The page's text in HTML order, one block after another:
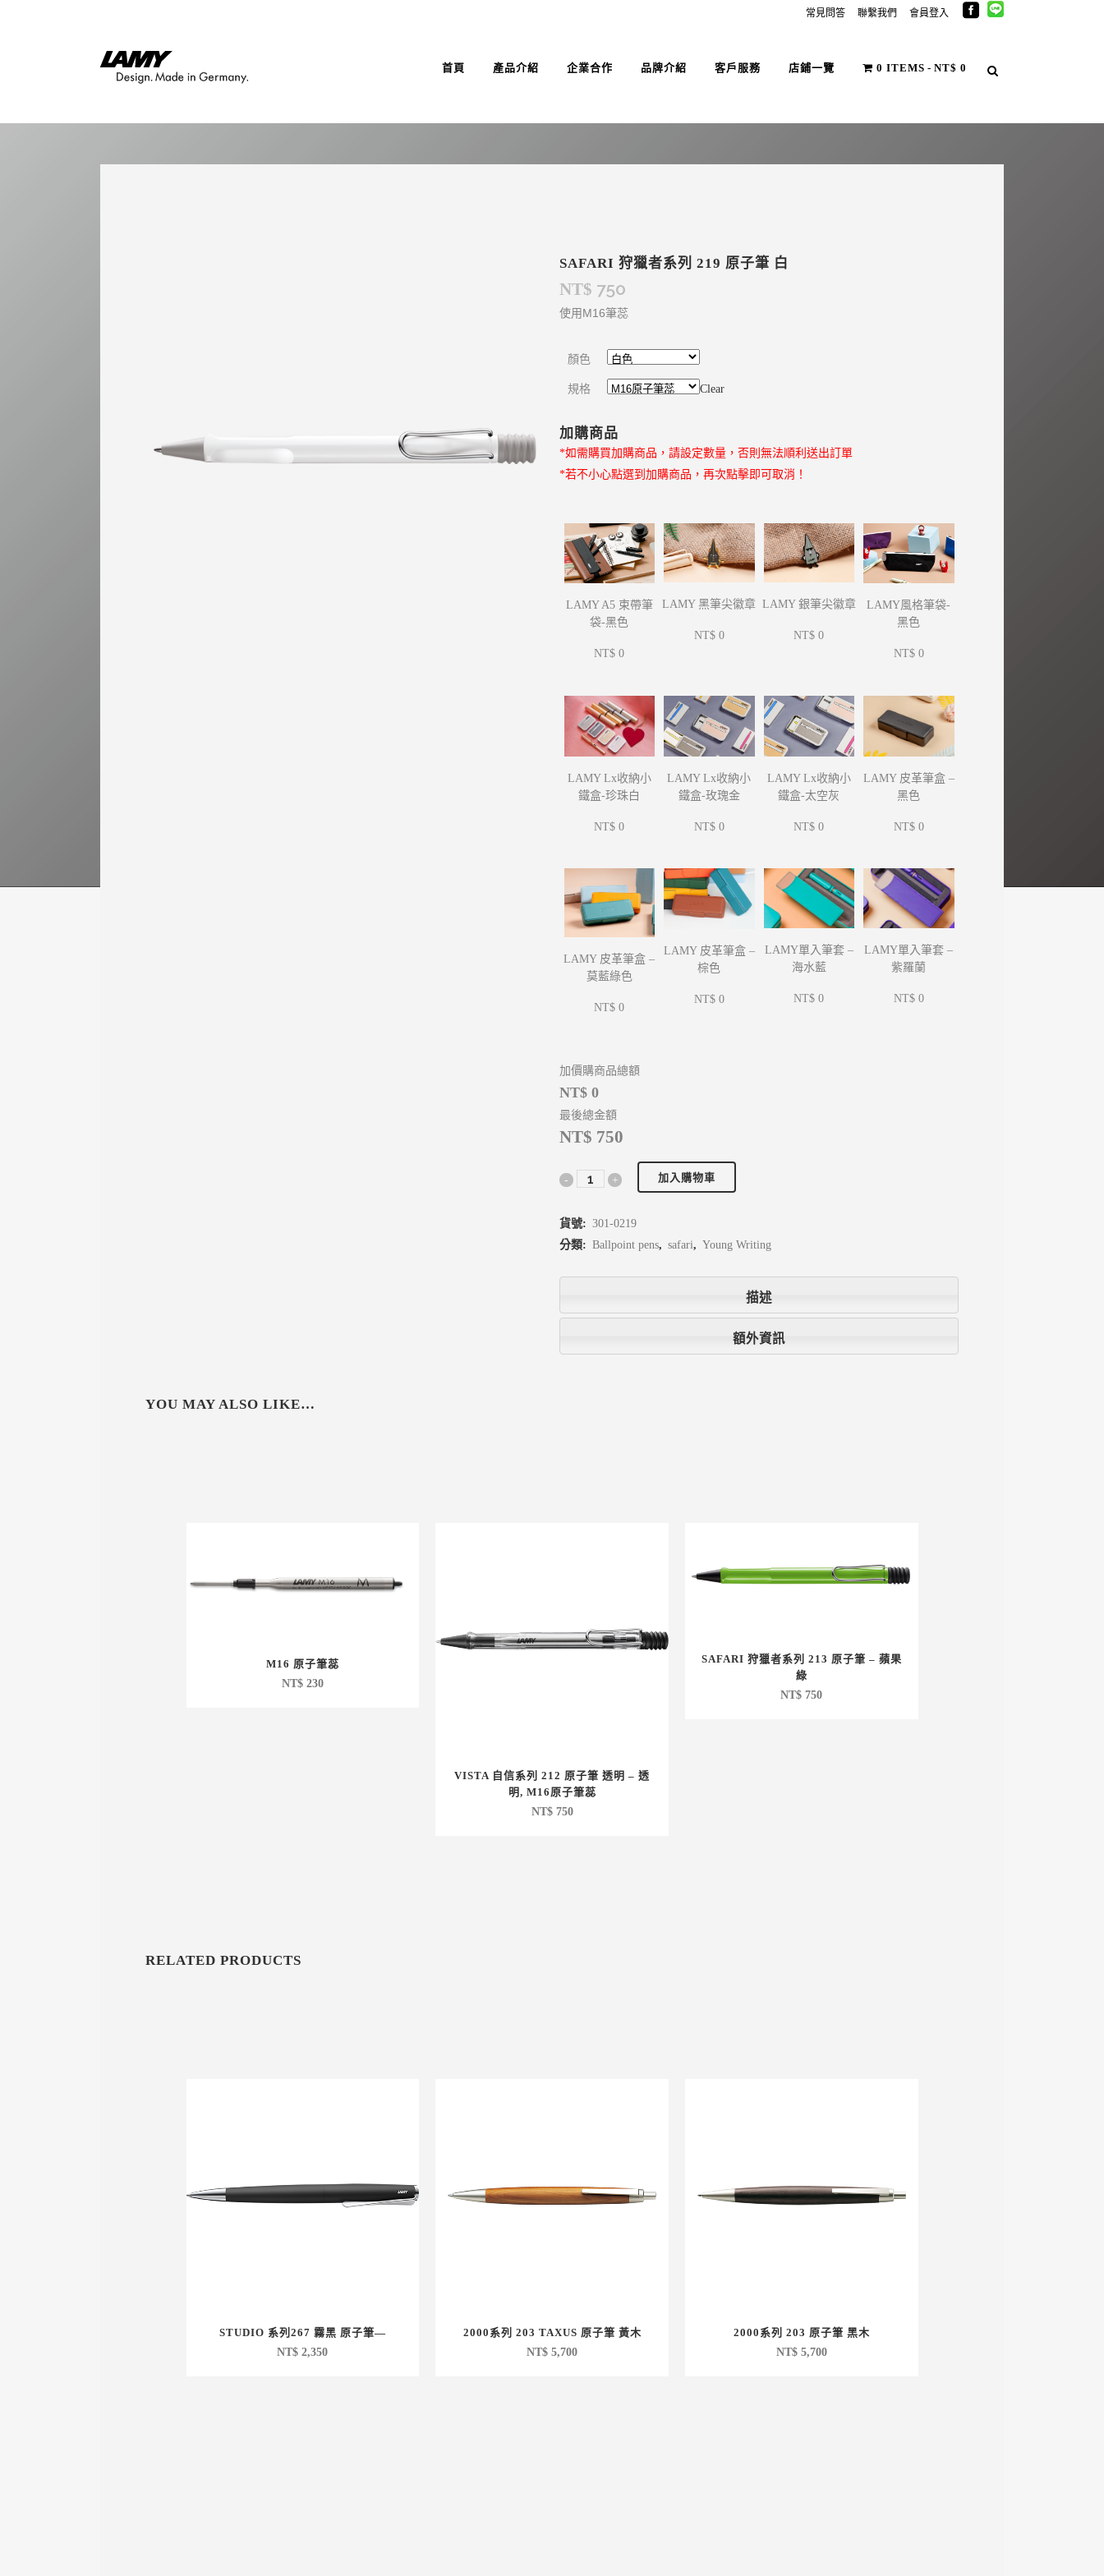
常見問答 聯繫我們 會員登入
首頁 產品介紹 企業合作 品牌介紹 客戶服務 店鋪一覽 0 ITEMS NT$ 0
SAFARI 狩獵者系列 219 原子筆 白
NT$ 750
使用M16筆蕊
顏色
規格 Clear
加購商品
*如需購買加購商品，請設定數量，否則無法順利送出訂單
*若不小心點選到加購商品，再次點擊即可取消！
LAMY A5 束帶筆
袋-黑色
NT$ 0
LAMY 黑筆尖徽章
NT$ 0
LAMY 銀筆尖徽章
NT$ 0
LAMY風格筆袋-
黑色
NT$ 0
LAMY Lx收納小
鐵盒-珍珠白
NT$ 0
LAMY Lx收納小
鐵盒-玫瑰金
NT$ 0
LAMY Lx收納小
鐵盒-太空灰
NT$ 0
LAMY 皮革筆盒 –
黑色
NT$ 0
LAMY 皮革筆盒 –
莫藍綠色
NT$ 0
LAMY 皮革筆盒 –
棕色
NT$ 0
LAMY單入筆套 –
海水藍
NT$ 0
LAMY單入筆套 –
紫羅蘭
NT$ 0
加價購商品總額
NT$ 0
最後總金額
NT$ 750
加入購物車
貨號: 301-0219
分類: Ballpoint pens, safari, Young Writing
描述
額外資訊
YOU MAY ALSO LIKE…
M16 原子筆蕊
NT$230
VISTA 自信系列 212 原子筆 透明 – 透
明, M16原子筆蕊
NT$750
SAFARI 狩獵者系列 213 原子筆 – 蘋果
綠
NT$ 750
RELATED PRODUCTS
STUDIO 系列267 霧黑 原子筆—
NT$ 2,350
2000系列 203 TAXUS 原子筆 黃木
NT$ 5,700
2000系列 203 原子筆 黑木
NT$5,700